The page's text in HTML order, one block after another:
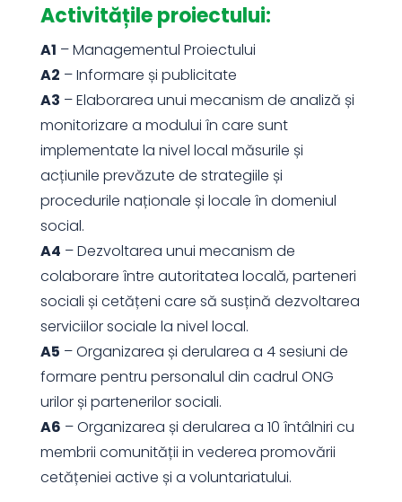
Activitățile proiectului:
A1 – Managementul Proiectului
A2 – Informare și publicitate
A3 – Elaborarea unui mecanism de analiză și
monitorizare a modului în care sunt
implementate la nivel local măsurile și
acțiunile prevăzute de strategiile și
procedurile naționale și locale în domeniul
social.
A4 – Dezvoltarea unui mecanism de
colaborare între autoritatea locală, parteneri
sociali și cetățeni care să susțină dezvoltarea
serviciilor sociale la nivel local.
A5 – Organizarea și derularea a 4 sesiuni de
formare pentru personalul din cadrul ONG
urilor și partenerilor sociali.
A6 – Organizarea și derularea a 10 întâlniri cu
membrii comunității in vederea promovării
cetățeniei active și a voluntariatului.